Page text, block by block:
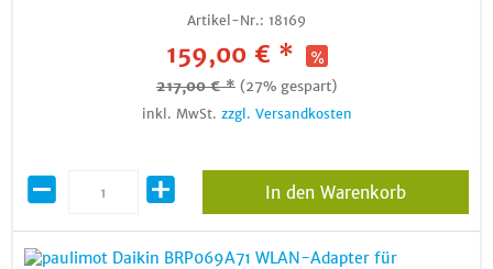
Artikel-Nr.: 18169
159,00 € *
217,00 € * (27% gespart)
inkl. MwSt. zzgl. Versandkosten
In den Warenkorb